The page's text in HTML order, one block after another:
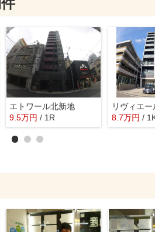
エトワール北新地
9.5万円 / 1R
リヴィエ
8.7万円 /